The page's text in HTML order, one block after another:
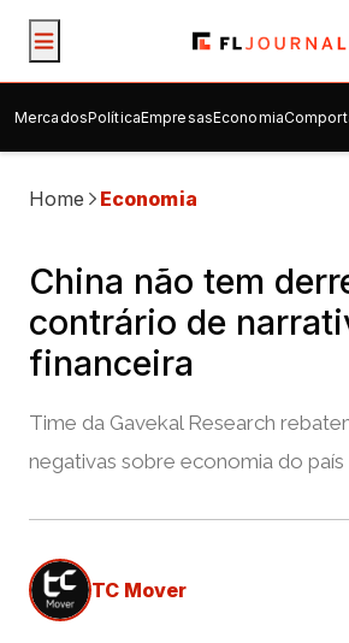
MercadosPolíticaEmpresasEconomia
Home Economia
China não tem
contrário de
financeira
Time da Gavekal Research
negativas sobre economia do país
TC Mover